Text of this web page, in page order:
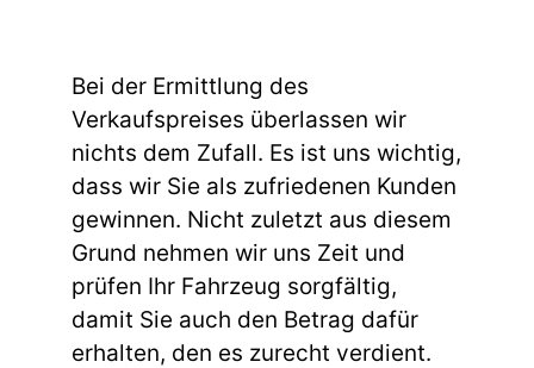
Bei der Ermittlung des
Verkaufspreises überlassen wir
nichts dem Zufall. Es ist uns wichtig,
dass wir Sie als zufriedenen Kunden
gewinnen. Nicht zuletzt aus diesem
Grund nehmen wir uns Zeit und
prüfen Ihr Fahrzeug sorgfältig,
damit Sie auch den Betrag dafür
erhalten, den es zurecht verdient.